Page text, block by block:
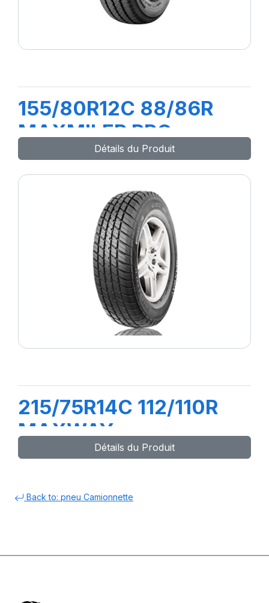
155/80R12C 88/86R
MAXMILER PRO
Détails du Produit
215/75R14C 112/110R
MAXWAY
Détails du Produit
Back to: pneu Camionnette